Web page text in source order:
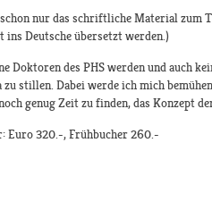
nur das schriftliche Material
ins Deutsche übersetzt werden.)
Doktoren des PHS werden und auch
zu stillen. Dabei werde ich mich
genug Zeit zu finden, das Konzept
Euro 320.-, Frühbucher 260.-